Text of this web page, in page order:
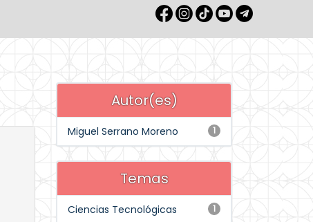
Autor(es)
1
Miguel Serrano Moreno
Temas
1
Ciencias Tecnológicas